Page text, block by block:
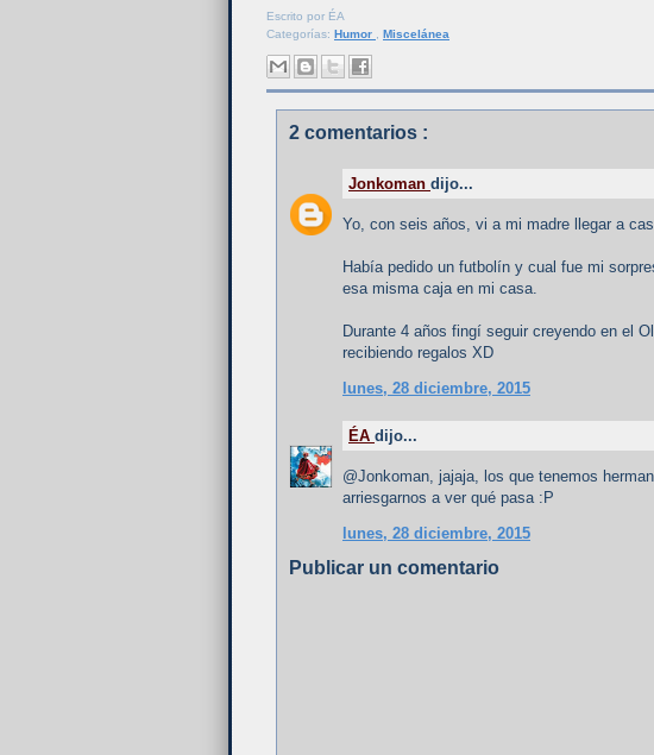
Escrito por ÉA
Categorías: Humor Miscelánea
2 comentarios :
Jonkoman dijo...
Yo, con seis años, vi a mi madre llegar a
Había pedido un futbolín y cual fue mi
esa misma caja en mi casa.
Durante 4 años fingí seguir creyendo en el
recibiendo regalos XD
lunes, 28 diciembre, 2015
ÉA dijo...
@Jonkoman, jajaja, los que tenemos
arriesgarnos a ver qué pasa :P
lunes, 28 diciembre, 2015
Publicar un comentario